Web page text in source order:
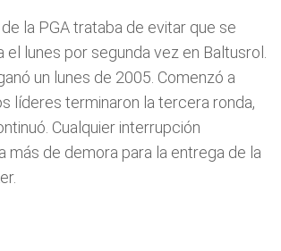
la PGA trataba de evitar que se
el lunes por segunda vez en Baltusrol.
un lunes de 2005. Comenzó a
líderes terminaron la tercera ronda,
Cualquier interrupción
más de demora para la entrega de la